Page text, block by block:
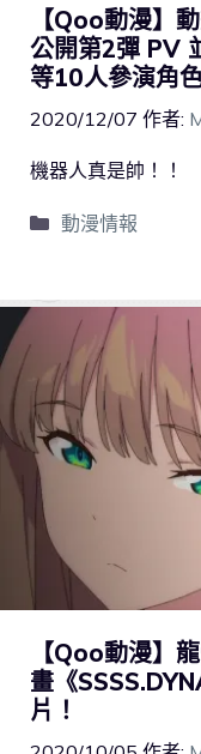
【Qoo動漫】
公開第2彈 PV
等10人參演角
2020/12/07 作者:
機器人真是帥！！
動漫情報
【Qoo動漫】
畫《
片！